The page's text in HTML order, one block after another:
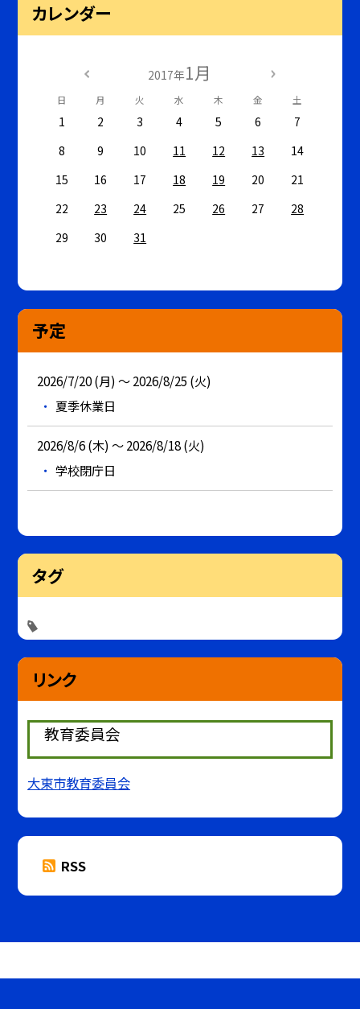
カレンダー
2017年1月
日 月 火 水 木 金 土
1 2 3 4 5 6
7
8
9 10 11 12 13
14
15
16 17 18 19 20
21
22
23 24 25 26 27
28
29
30 31
予定
2026/7/20 (月) ～ 2026/8/25 (火)
夏季休業日
2026/8/6 (木) ～ 2026/8/18 (火)
学校閉庁日
タグ
リンク
教育委員会
大東市教育委員会
RSS